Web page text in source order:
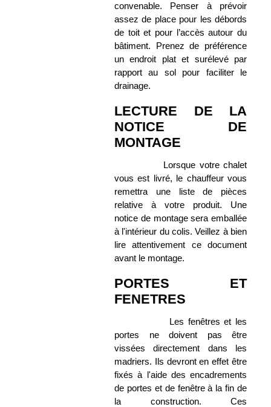
convenable. Penser à prévoir
assez de place pour les débords
de toit et pour l’accès autour du
bâtiment. Prenez de préférence
un endroit plat et surélevé par
rapport au sol pour faciliter le
drainage.
LECTURE DE LA
NOTICE DE
MONTAGE
Lorsque votre chalet
vous est livré, le chauffeur vous
remettra une liste de pièces
relative à votre produit. Une
notice de montage sera emballée
à l'intérieur du colis. Veillez à bien
lire attentivement ce document
avant le montage.
PORTES ET
FENETRES
Les fenêtres et les
portes ne doivent pas être
vissées directement dans les
madriers. Ils devront en effet être
fixés à l'aide des encadrements
de portes et de fenêtre à la fin de
la construction. Ces